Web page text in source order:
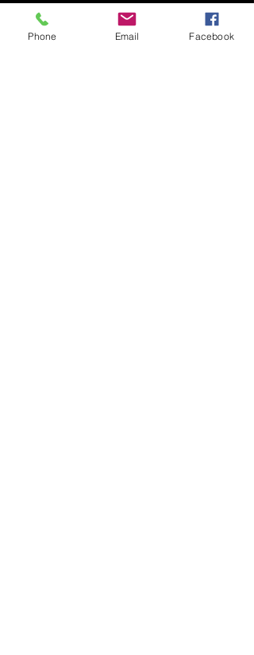
セージ、モミ、ユーカリ、ライム
などのエッセンシャルオイルを調
Phone Email Facebook